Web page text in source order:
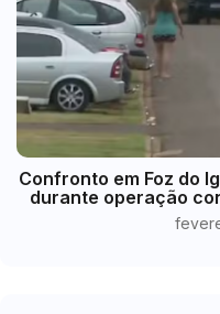
Confronto em Foz do
durante operação